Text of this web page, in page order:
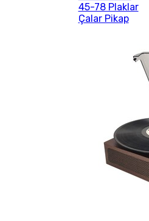
45-78 Plaklar
Çalar Pikap